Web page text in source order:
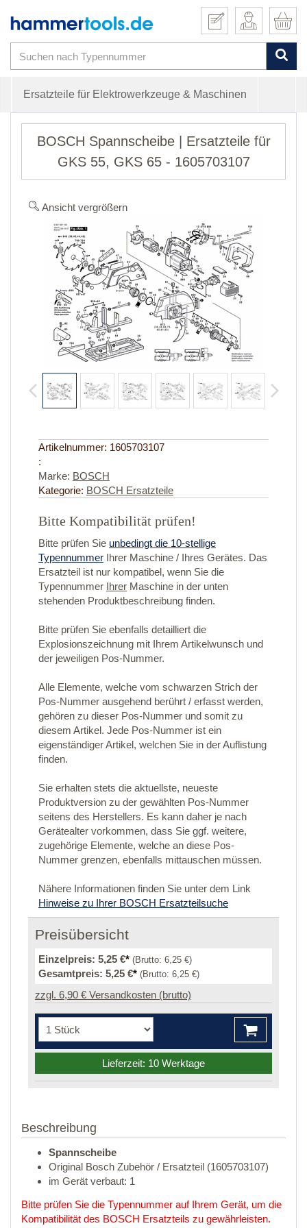
Ersatzteile für Elektrowerkzeuge & Maschinen
BOSCH Spannscheibe | Ersatzteile für
GKS 55, GKS 65 - 1605703107
Ansicht vergrößern
Artikelnummer: 1605703107
:
Marke: BOSCH
Kategorie: BOSCH Ersatzteile
Bitte Kompatibilität prüfen!
Bitte prüfen Sie unbedingt die 10-stellige
Typennummer Ihrer Maschine / Ihres Gerätes. Das
Ersatzteil ist nur kompatibel, wenn Sie die
Typennummer Ihrer Maschine in der unten
stehenden Produktbeschreibung finden.
Bitte prüfen Sie ebenfalls detailliert die
Explosionszeichnung mit Ihrem Artikelwunsch und
der jeweiligen Pos-Nummer.
Alle Elemente, welche vom schwarzen Strich der
Pos-Nummer ausgehend berührt / erfasst werden,
gehören zu dieser Pos-Nummer und somit zu
diesem Artikel. Jede Pos-Nummer ist ein
eigenständiger Artikel, welchen Sie in der Auflistung
finden.
Sie erhalten stets die aktuellste, neueste
Produktversion zu der gewählten Pos-Nummer
seitens des Herstellers. Es kann daher je nach
Gerätealter vorkommen, dass Sie ggf. weitere,
zugehörige Elemente, welche an diese Pos-
Nummer grenzen, ebenfalls mittauschen müssen.
Nähere Informationen finden Sie unter dem Link
Hinweise zu Ihrer BOSCH Ersatzteilsuche
Preisübersicht
Einzelpreis: 5,25 €* (Brutto: 6,25 €)
Gesamtpreis: 5,25 €* (Brutto: 6,25 €)
zzgl. 6,90 € Versandkosten (brutto)
Lieferzeit: 10 Werktage
Beschreibung
Spannscheibe
Original Bosch Zubehör / Ersatzteil (1605703107)
im Gerät verbaut: 1
Bitte prüfen Sie die Typennummer auf Ihrem Gerät, um die
Kompatibilität des BOSCH Ersatzteils zu gewährleisten.